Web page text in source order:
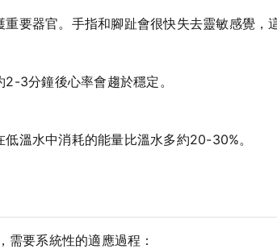
要器官。手指和腳趾會很快失去靈敏感覺，
3分鐘後心率會趨於穩定。
溫水中消耗的能量比溫水多約20-30%。
需要系統性的適應過程：